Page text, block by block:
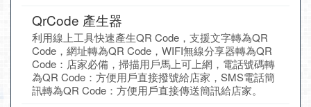
QrCode 產生器
利用線上工具快速產生QR Code，支援文字轉為QR
Code，網址轉為QR Code，WIFI無線分享器轉為QR
Code：店家必備，掃描用戶馬上可上網，電話號碼轉
為QR Code：方便用戶直接撥號給店家，SMS電話簡
訊轉為QR Code：方便用戶直接傳送簡訊給店家。